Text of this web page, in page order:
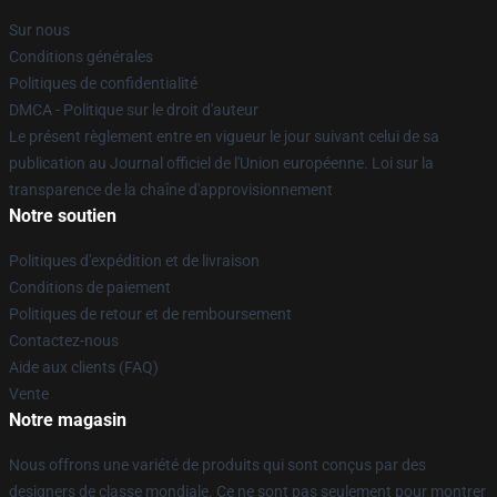
Sur nous
Conditions générales
Politiques de confidentialité
DMCA - Politique sur le droit d'auteur
Le présent règlement entre en vigueur le jour suivant celui de sa
publication au Journal officiel de l'Union européenne. Loi sur la
transparence de la chaîne d'approvisionnement
Notre soutien
Politiques d'expédition et de livraison
Conditions de paiement
Politiques de retour et de remboursement
Contactez-nous
Aide aux clients (FAQ)
Vente
Notre magasin
Nous offrons une variété de produits qui sont conçus par des
designers de classe mondiale. Ce ne sont pas seulement pour montrer